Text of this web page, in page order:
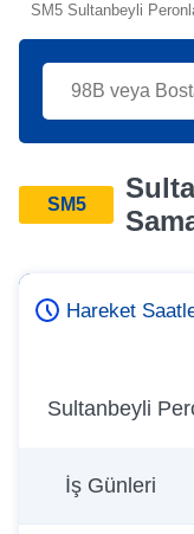
SM5 Sultanbeyli
SM5
Hareket
Sultanbeyli
İş Günleri